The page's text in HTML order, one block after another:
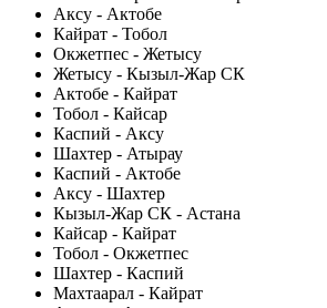
Аксу - Актобе
Кайрат - Тобол
Окжетпес - Жетысу
Жетысу - Кызыл-Жар СК
Актобе - Кайрат
Тобол - Кайсар
Каспий - Аксу
Шахтер - Атырау
Каспий - Актобе
Аксу - Шахтер
Кызыл-Жар СК - Астана
Кайсар - Кайрат
Тобол - Окжетпес
Шахтер - Каспий
Махтаарал - Кайрат